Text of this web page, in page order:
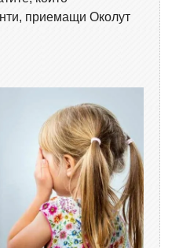
приемащи Околут